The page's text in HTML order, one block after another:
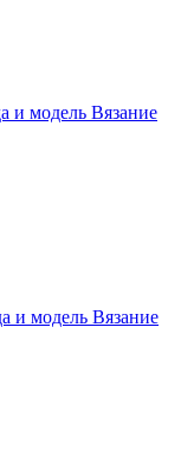
и модель Вязание
и модель Вязание